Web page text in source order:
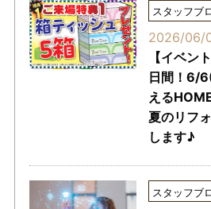
スタッフブ
2026/06/
【イベン
日間！6/
える
夏のリフ
します♪
スタッフブ